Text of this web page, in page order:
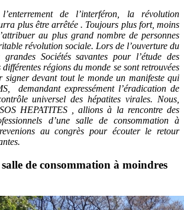
de l’interféron, la révolution
plus être arrêtée . Toujours plus fort, moins
au plus grand nombre de personnes
révolution sociale. Lors de l’ouverture du
Sociétés savantes pour l’étude des
régions du monde se sont retrouvées
signer devant tout le monde un manifeste qui
demandant expressément l’éradication de
universel des hépatites virales. Nous,
HEPATITES , allions à la rencontre des
d’une salle de consommation à
au congrès pour écouter le retour
de consommation à moindres